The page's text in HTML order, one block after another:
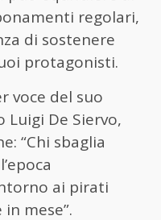
regolari,
di sostenere
protagonisti.
voce del suo
De Siervo,
“Chi sbaglia
ai pirati
mese”.